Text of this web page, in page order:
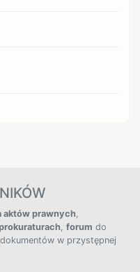
aktów prawnych,
, forum do
w przystępnej